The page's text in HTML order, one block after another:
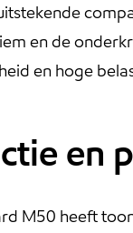
en de
en hoge
en
M50 heeft